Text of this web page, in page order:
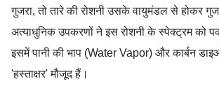
गुजरा, तो तारे की रोशनी उसके वायुमंडल से होकर
अत्याधुनिक उपकरणों ने इस रोशनी के स्पेक्ट्रम को
इसमें पानी की भाप (Water Vapor) और कार्बन
'हस्ताक्षर' मौजूद हैं।